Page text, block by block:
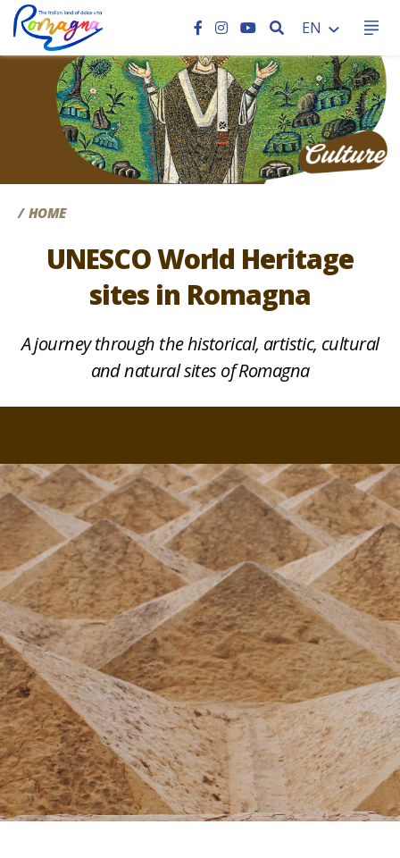
SEARCH
EN
CC
HOME
UNESCO World Heritage
sites in Romagna
A journey through the historical, artistic, cultural
and natural sites of Romagna